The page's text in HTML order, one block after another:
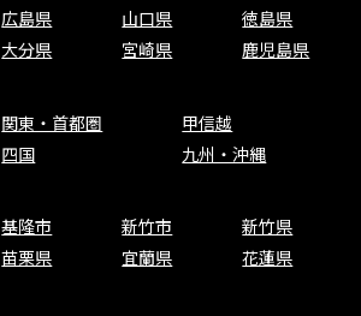
広島県 山口県 徳島県
大分県 宮崎県 鹿児島県
関東・首都圏 甲信越
四国 九州・沖縄
基隆市 新竹市 新竹県
苗栗県 宜蘭県 花蓮県